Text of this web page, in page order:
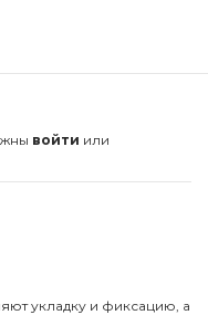
войти или
укладку и фиксацию, а